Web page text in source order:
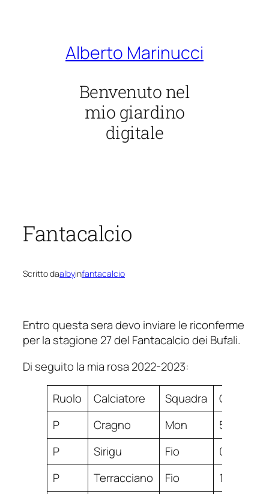
Alberto Marinucci
Benvenuto nel
mio giardino
digitale
Fantacalcio
Scritto daalbyinfantacalcio
Entro questa sera devo inviare le riconferme
per la stagione 27 del Fantacalcio dei Bufali.
Di seguito la mia rosa 2022-2023:
Ruolo Calciatore Squadra
Costo
P
Cragno Mon
5
P
Sirigu Fio
0
P
Terracciano Fio
1